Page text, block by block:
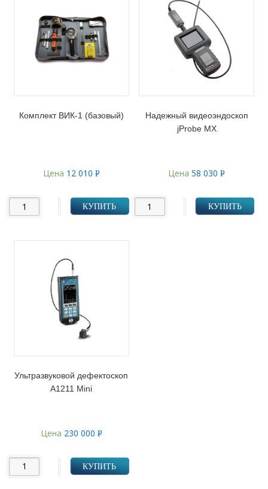
Комплект ВИК-1 (базовый)
Цена 12 010 Р
КУПИТЬ
Надежный видеоэндоскоп
jProbe MX
Цена58 030Р
КУПИТЬ
Ультразвуковой дефектоскоп
А1211 Mini
Цена 230 000 Р
КУПИТЬ